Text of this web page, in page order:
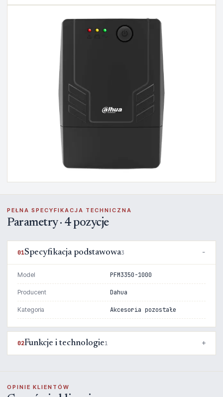
PEŁNA SPECYFIKACJA TECHNICZNA
Parametry · 4 pozycje
01Specyfikacja podstawowa3
Model PFM3350-1000
Producent Dahua
Kategoria Akcesoria pozostałe
02Funkcje i technologie1
OPINIE KLIENTÓW